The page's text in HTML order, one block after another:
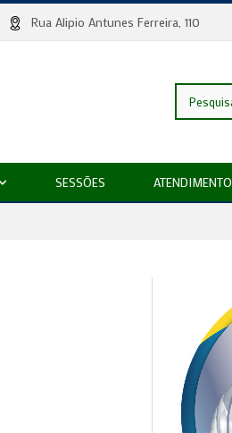
Rua Alipio Antunes Ferreira, 110
Pesquisar
SESSÕES ATENDIMENTO